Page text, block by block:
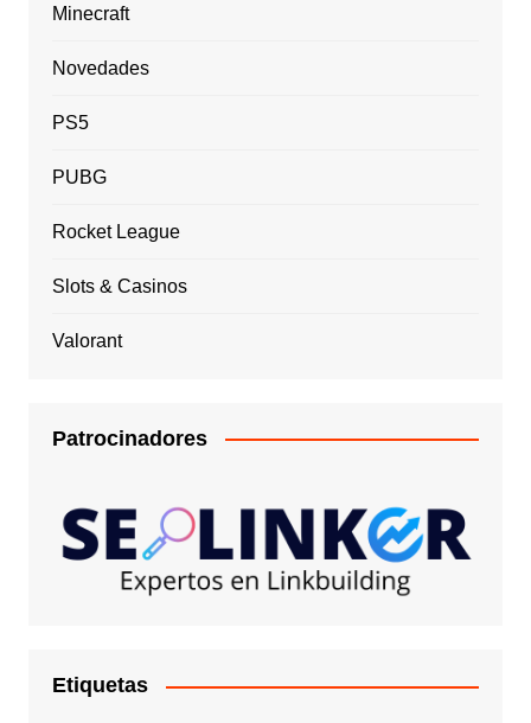
Minecraft
Novedades
PS5
PUBG
Rocket League
Slots & Casinos
Valorant
Patrocinadores
Etiquetas